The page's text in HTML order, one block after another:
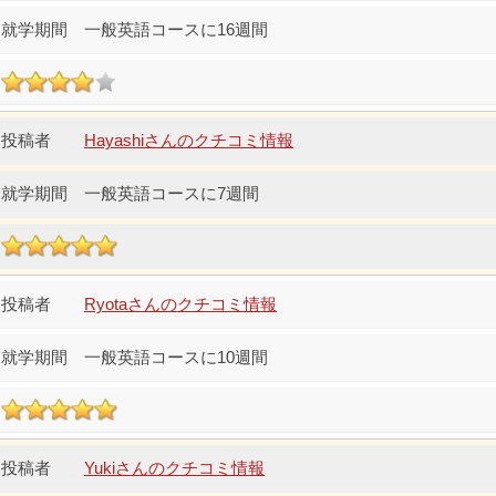
一般英語コースに16週間
Hayashiさんのクチコミ情報
一般英語コースに7週間
Ryotaさんのクチコミ情報
一般英語コースに10週間
Yukiさんのクチコミ情報